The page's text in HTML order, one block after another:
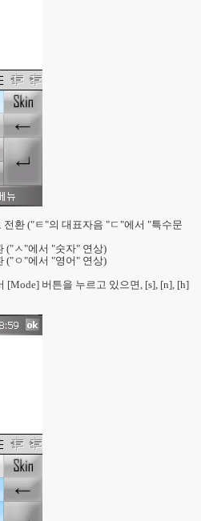
환 ("ㅌ"의 대표자음 "ㄷ"에서 "특수문
("ㅅ"에서 "숫자" 연상)
("ㅇ"에서 "영어" 연상)
[Mode] 버튼을 누르고 있으면, [s], [n], [h]